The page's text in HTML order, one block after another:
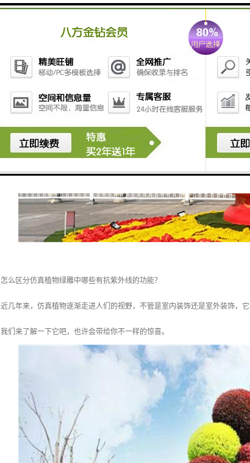
怎么区分仿真植物绿雕中哪些有抗紫外线的功能？
近几年来，仿真植物逐渐走进人们的视野，不管是室内装饰还是室外装饰，
我们来了解一下它吧，也许会带给你不一样的惊喜。